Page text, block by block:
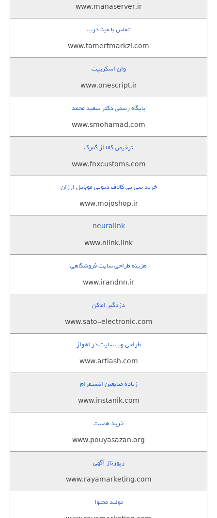
www.manaserver.ir
تماس با مینا درب
www.tamertmarkzi.com
وان اسکریپت
www.onescript.ir
پایگاه رسمی دکتر سعید محمد
www.smohamad.com
ترخیص کالا از گمرک
www.fnxcustoms.com
خرید سی پی کالاف دیوتی موبایل ارزان
www.mojoshop.ir
neuralink
www.nlink.link
هزینه طراحی سایت فروشگاهی
www.irandnn.ir
دزدگیر اماکن
www.sato-electronic.com
طراحی وب سایت در اهواز
www.artiash.com
زيادة متابعين انستقرام
www.instanik.com
خرید هاست
www.pouyasazan.org
رپورتاژ آگهی
www.rayamarketing.com
تولید محتوا